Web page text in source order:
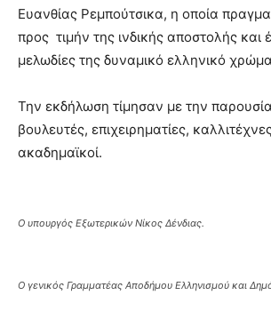
Ευανθίας Ρεμπούτσικα, η οποία
προς τιμήν της ινδικής αποστολής και
μελωδίες της δυναμικό ελληνικό
Την εκδήλωση τίμησαν με την
βουλευτές, επιχειρηματίες,
ακαδημαϊκοί.
Ο υπουργός Εξωτερικών Νίκος Δένδιας.
Ο γενικός Γραμματέας Αποδήμου Ελληνισμού και